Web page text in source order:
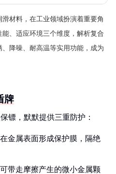
材料，在工业领域扮演着重要角
、适应环境三个维度，解析复合
降噪、耐高温等实用功能，成为
牌
镖，默默提供三重防护：
金属表面形成保护膜，隔绝
带走摩擦产生的微小金属颗